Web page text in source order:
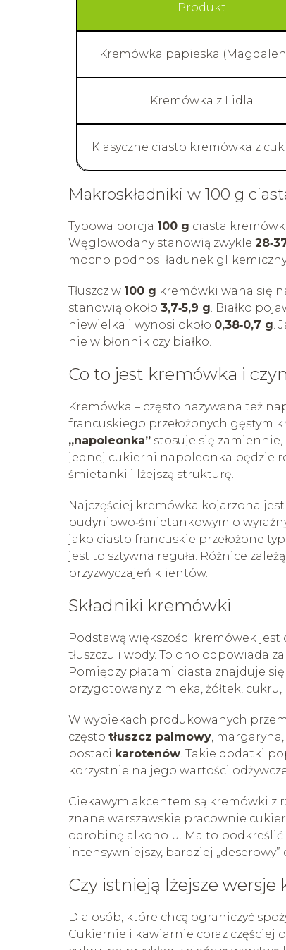
Produkt
Kremówka papieska
Kremówka z Lidla
Klasyczne ciasto kremówka z
Makroskładniki w 100 g
Typowa porcja 100 g ciasta
Węglowodany stanowią zwykle
mocno podnosi ładunek
Tłuszcz w 100 g kremówki waha się
stanowią około 3,7‑5,9 g. Białko
niewielka i wynosi około 0,38‑0,7 g.
nie w błonnik czy białko.
Co to jest kremówka i
Kremówka – często nazywana też
francuskiego przełożonych gęstym
„napoleonka” stosuje się
jednej cukierni napoleonka będzie
śmietanki i lżejszą strukturę.
Najczęściej kremówka kojarzona
budyniowo‑śmietankowym o
jako ciasto francuskie przełożone
jest to sztywna reguła. Różnice
przyzwyczajeń klientów.
Składniki kremówki
Podstawą większości kremówek
tłuszczu i wody. To ono odpowiada
Pomiędzy płatami ciasta znajduje
przygotowany z mleka, żółtek,
W wypiekach produkowanych
często tłuszcz palmowy, margaryna,
postaci karotenów. Takie dodatki
korzystnie na jego wartości
Ciekawym akcentem są kremówki
znane warszawskie pracownie
odrobinę alkoholu. Ma to podkreślić
intensywniejszy, bardziej „deserowy”
Czy istnieją lżejsze wersje
Dla osób, które chcą ograniczyć
Cukiernie i kawiarnie coraz częściej